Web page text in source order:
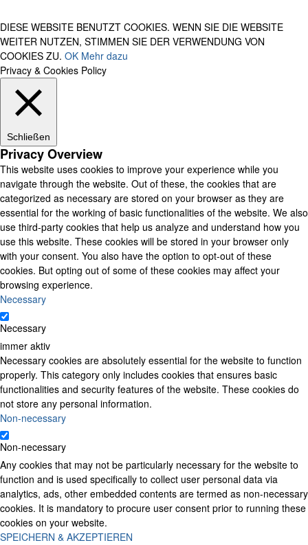
DIESE WEBSITE BENUTZT COOKIES. WENN SIE DIE WEBSITE
WEITER NUTZEN, STIMMEN SIE DER VERWENDUNG VON
COOKIES ZU. OK Mehr dazu
Privacy & Cookies Policy
Schließen
Privacy Overview
This website uses cookies to improve your experience while you
navigate through the website. Out of these, the cookies that are
categorized as necessary are stored on your browser as they are
essential for the working of basic functionalities of the website. We also
use third-party cookies that help us analyze and understand how you
use this website. These cookies will be stored in your browser only
with your consent. You also have the option to opt-out of these
cookies. But opting out of some of these cookies may affect your
browsing experience.
Necessary
Necessary
immer aktiv
Necessary cookies are absolutely essential for the website to function
properly. This category only includes cookies that ensures basic
functionalities and security features of the website. These cookies do
not store any personal information.
Non-necessary
Non-necessary
Any cookies that may not be particularly necessary for the website to
function and is used specifically to collect user personal data via
analytics, ads, other embedded contents are termed as non-necessary
cookies. It is mandatory to procure user consent prior to running these
cookies on your website.
SPEICHERN & AKZEPTIEREN